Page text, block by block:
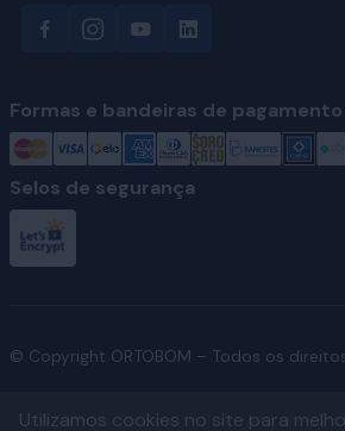
Formas e bandeiras de
Selos de segurança
© Copyright ORTOBOM – Todos os
Utilizamos cookies no site para